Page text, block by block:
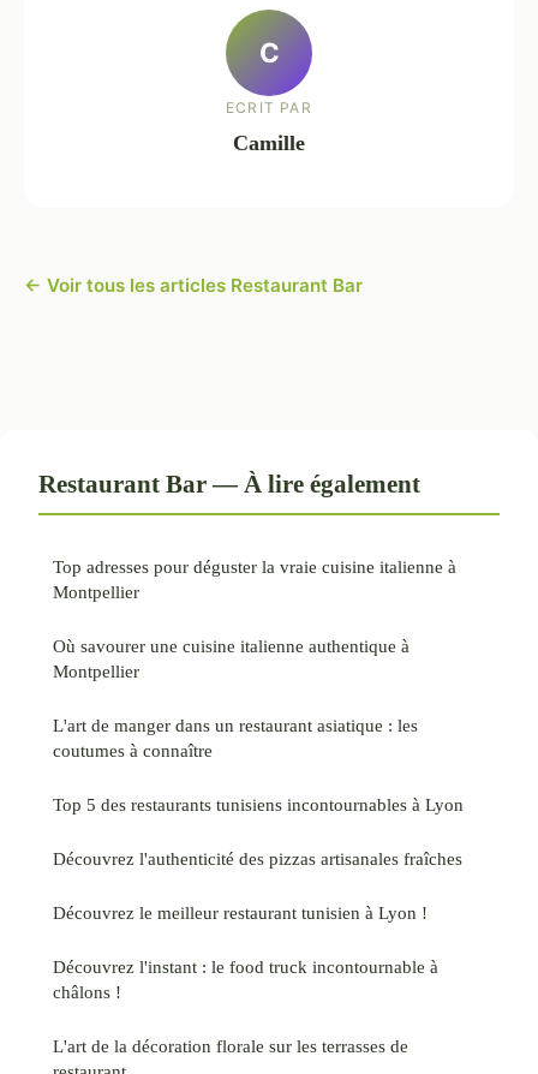
C
ECRIT PAR
Camille
← Voir tous les articles Restaurant Bar
Restaurant Bar — À lire également
Top adresses pour déguster la vraie cuisine italienne à
Montpellier
Où savourer une cuisine italienne authentique à
Montpellier
L'art de manger dans un restaurant asiatique : les
coutumes à connaître
Top 5 des restaurants tunisiens incontournables à Lyon
Découvrez l'authenticité des pizzas artisanales fraîches
Découvrez le meilleur restaurant tunisien à Lyon !
Découvrez l'instant : le food truck incontournable à
châlons !
L'art de la décoration florale sur les terrasses de